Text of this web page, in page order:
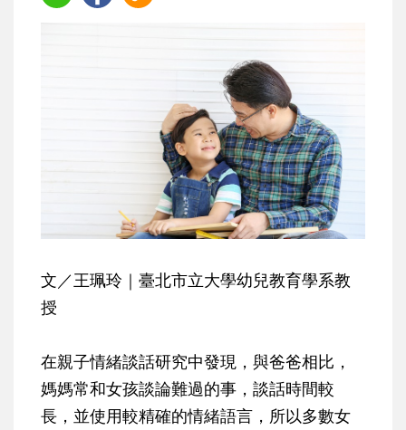
文／王珮玲｜臺北市立大學幼兒教育學系教
授
在親子情緒談話研究中發現，與爸爸相比，
媽媽常和女孩談論難過的事，談話時間較
長，並使用較精確的情緒語言，所以多數女